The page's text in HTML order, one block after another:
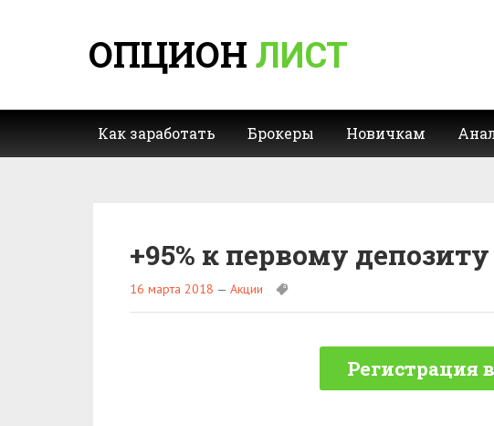
ОПЦИОН ЛИСТ
Как заработать Брокеры Новичкам
+95% к первому депозиту
16 марта 2018 — Акции
Регистрация